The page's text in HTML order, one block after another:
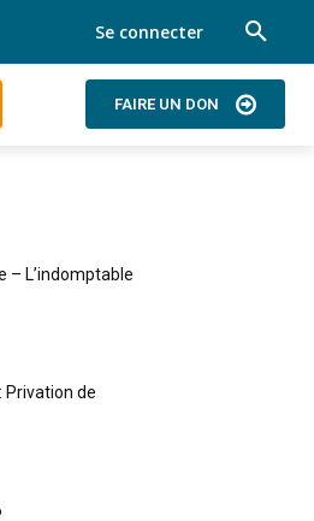
Se connecter
FAIRE UN DON
– L’indomptable
Privation de